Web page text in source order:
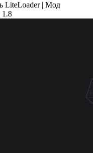
LiteLoader | Мод
1.8